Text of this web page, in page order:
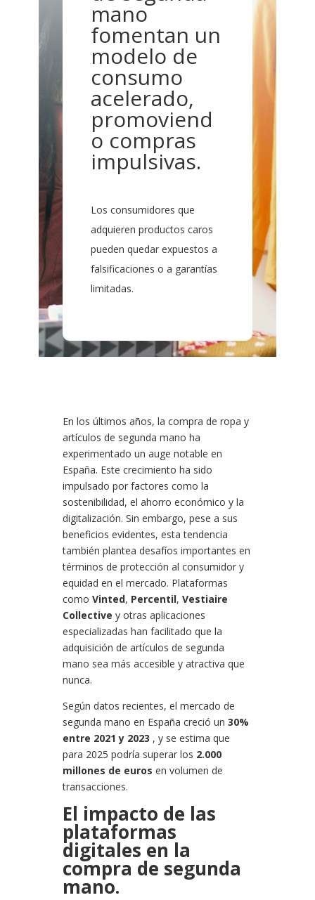
mano
fomentan un
modelo de
consumo
acelerado,
promoviend
o compras
impulsivas.
Los consumidores que
adquieren productos caros
pueden quedar expuestos a
falsificaciones o a garantías
limitadas.
En los últimos años, la compra de ropa y
artículos de segunda mano ha
experimentado un auge notable en
España. Este crecimiento ha sido
impulsado por factores como la
sostenibilidad, el ahorro económico y la
digitalización. Sin embargo, pese a sus
beneficios evidentes, esta tendencia
también plantea desafíos importantes en
términos de protección al consumidor y
equidad en el mercado. Plataformas
como Vinted, Percentil, Vestiaire
Collective y otras aplicaciones
especializadas han facilitado que la
adquisición de artículos de segunda
mano sea más accesible y atractiva que
nunca.
Según datos recientes, el mercado de
segunda mano en España creció un 30%
entre 2021 y 2023 , y se estima que
para 2025 podría superar los 2.000
millones de euros en volumen de
transacciones.
El impacto de las
plataformas
digitales en la
compra de segunda
mano.